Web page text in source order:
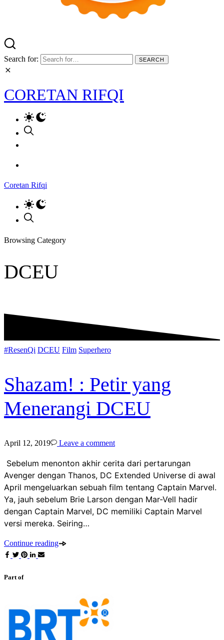
Search for:
CORETAN RIFQI
Coretan Rifqi
Browsing Category
DCEU
#ResenQi DCEU Film Superhero
Shazam! : Petir yang
Menerangi DCEU
April 12, 2019 Leave a comment
Sebelum menonton akhir cerita dari pertarungan
Avenger dengan Thanos, DC Extended Universe di awal
April mengeluarkan sebuah film tentang Captain Marvel.
Ya, jauh sebelum Brie Larson dengan Mar-Vell hadir
dengan Captain Marvel, DC memiliki Captain Marvel
versi mereka. Seiring…
Continue reading
Part of